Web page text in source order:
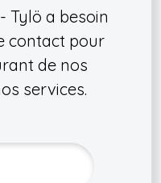
Tylö a besoin
contact pour
de nos
services.